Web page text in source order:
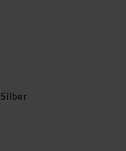
Silber